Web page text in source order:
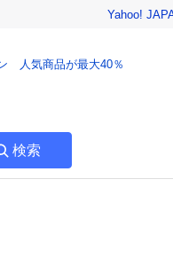
Yahoo!
人気商品が最大40％
検索